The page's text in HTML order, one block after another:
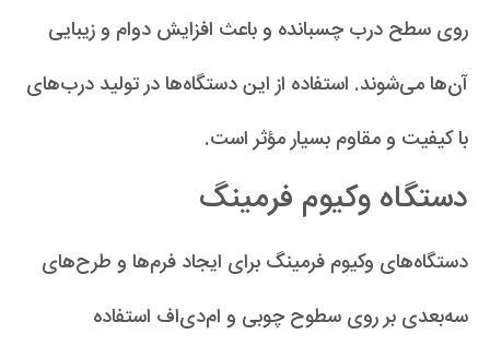
روی سطح درب چسبانده و باعث افزایش دوام و زیبایی
آن‌ها می‌شوند. استفاده از این دستگاه‌ها در تولید درب‌های
با کیفیت و مقاوم بسیار مؤثر است.
دستگاه‌ وکیوم فرمینگ
دستگاه‌های وکیوم فرمینگ برای ایجاد فرم‌ها و طرح‌های
سه‌بعدی بر روی سطوح چوبی و ام‌دی‌اف استفاده